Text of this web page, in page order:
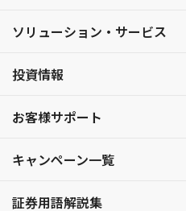
ソリューション・サービス
投資情報
お客様サポート
キャンペーン一覧
証券用語解説集